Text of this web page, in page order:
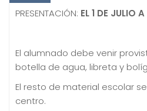
PRESENTACIÓN: EL 1 DE JULIO
El alumnado debe venir
botella de agua, libreta y
El resto de material escolar
centro.